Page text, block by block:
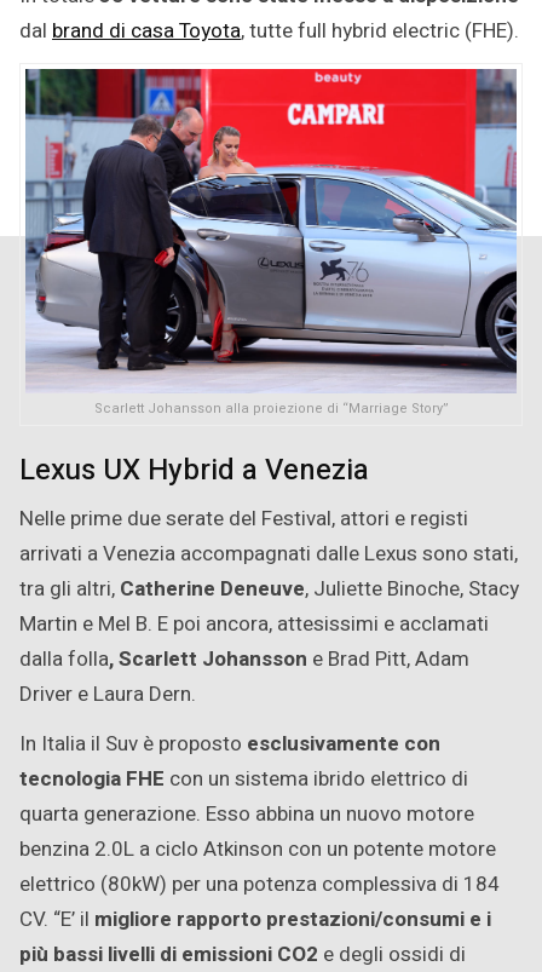
dal brand di casa Toyota, tutte full hybrid electric (FHE).
Scarlett Johansson alla proiezione di “Marriage Story”
Lexus UX Hybrid a Venezia
Nelle prime due serate del Festival, attori e registi
arrivati a Venezia accompagnati dalle Lexus sono stati,
tra gli altri, Catherine Deneuve, Juliette Binoche, Stacy
Martin e Mel B. E poi ancora, attesissimi e acclamati
dalla folla, Scarlett Johansson e Brad Pitt, Adam
Driver e Laura Dern.
In Italia il Suv è proposto esclusivamente con
tecnologia FHE con un sistema ibrido elettrico di
quarta generazione. Esso abbina un nuovo motore
benzina 2.0L a ciclo Atkinson con un potente motore
elettrico (80kW) per una potenza complessiva di 184
CV. “E’ il migliore rapporto prestazioni/consumi e i
più bassi livelli di emissioni CO2 e degli ossidi di